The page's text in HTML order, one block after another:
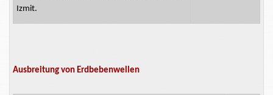
Izmit.
Ausbreitung von Erdbebenwellen